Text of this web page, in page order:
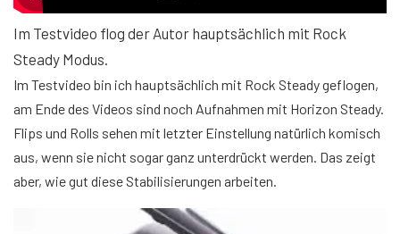
Im Testvideo flog der Autor hauptsächlich mit Rock
Steady Modus.
Im Testvideo bin ich hauptsächlich mit Rock Steady geflogen,
am Ende des Videos sind noch Aufnahmen mit Horizon Steady.
Flips und Rolls sehen mit letzter Einstellung natürlich komisch
aus, wenn sie nicht sogar ganz unterdrückt werden. Das zeigt
aber, wie gut diese Stabilisierungen arbeiten.